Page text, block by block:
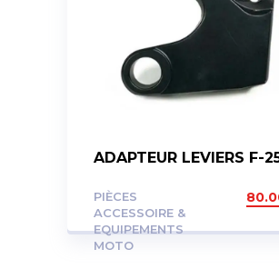
ADAPTEUR LEVIERS F-
PIÈCES
ACCESSOIRE &
EQUIPEMENTS
MOTO